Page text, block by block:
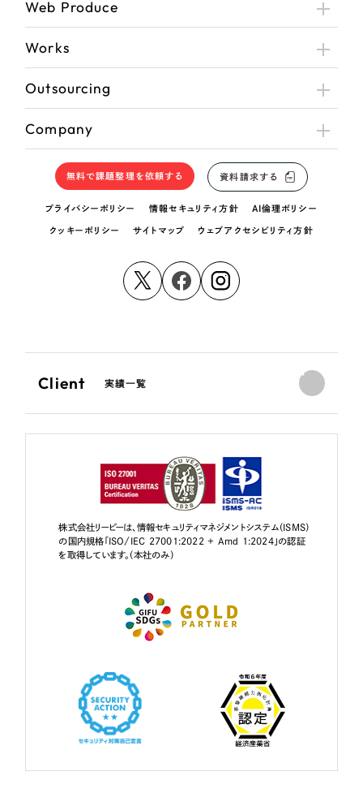
Web Produce
Works
Outsourcing
Company
無料で課題整理を依頼する 資料請求する
プライバシーポリシー 情報セキュリティ方針 AI倫理ポリシー
クッキーポリシー サイトマップ ウェブアクセシビリティ方針
Client 実績一覧
株式会社リーピーは、情報セキュリティマネジメントシステム（ISMS）
の国内規格「ISO/IEC 27001:2022 + Amd 1:2024」の認証
を取得しています。（本社のみ）